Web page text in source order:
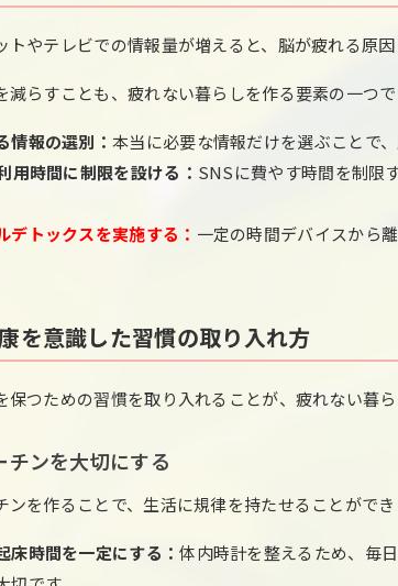
トやテレビでの情報量が増えると、脳が疲れる原因
減らすことも、疲れない暮らしを作る要素の一つで
情報の選別：本当に必要な情報だけを選ぶことで
用時間に制限を設ける： SNSに費やす時間を制限
デトックスを実施する： 一定の時間デバイスから
を意識した習慣の取り入れ方
保つための習慣を取り入れることが、疲れない暮ら
チンを大切にする
ンを作ることで、生活に規律を持たせることができ
床時間を一定にする：体内時計を整えるため、毎